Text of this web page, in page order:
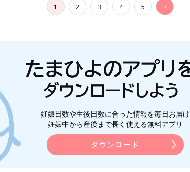
1 2 3 4 5 >
妊娠日数や生後日数に合った情報を毎日お届け
妊娠中から産後まで長く使える無料アプリ
ダウンロード